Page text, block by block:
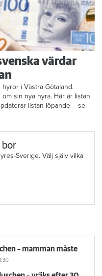
värdar
i Västra Götaland.
sin nya hyra. Här är listan
listan löpande – se
bor
Sverige. Välj själv vilka
– mamman måste